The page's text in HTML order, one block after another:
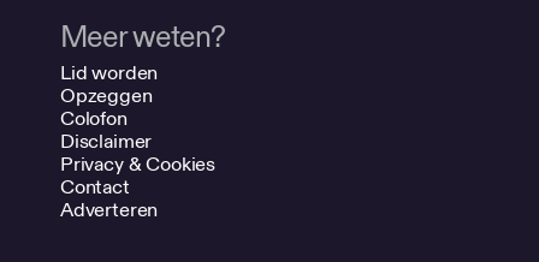
Meer weten?
Lid worden
Opzeggen
Colofon
Disclaimer
Privacy & Cookies
Contact
Adverteren